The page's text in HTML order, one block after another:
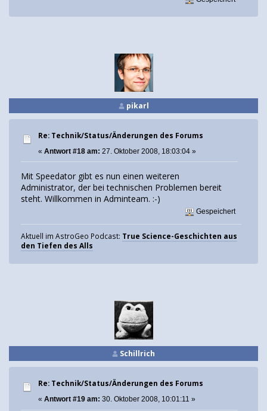
pikarl
Re: Technik/Status/Änderungen des Forums
« Antwort #18 am: 27. Oktober 2008, 18:03:04 »
Mit Speedator gibt es nun einen weiteren
Administrator, der bei technischen Problemen bereit
steht. Willkommen in Adminteam. :-)
Gespeichert
Aktuell im AstroGeo Podcast: True Science-Geschichten aus
den Tiefen des Alls
Schillrich
Re: Technik/Status/Änderungen des Forums
« Antwort #19 am: 30. Oktober 2008, 10:01:11 »